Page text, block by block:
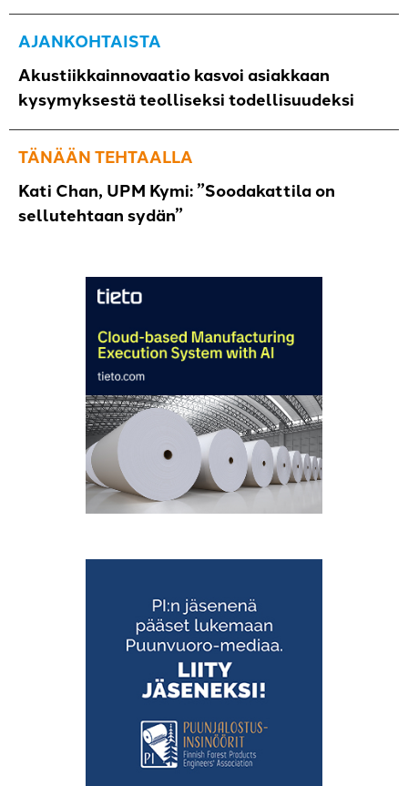
AJANKOHTAISTA
Akustiikkainnovaatio kasvoi asiakkaan
kysymyksestä teolliseksi todellisuudeksi
TÄNÄÄN TEHTAALLA
Kati Chan, UPM Kymi: ”Soodakattila on
sellutehtaan sydän”